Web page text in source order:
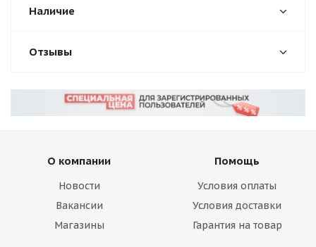
Наличие
Отзывы
О компании
Новости
Вакансии
Магазины
Помощь
Условия оплаты
Условия доставки
Гарантия на товар